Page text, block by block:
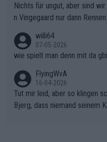
Nichts für ungut, aber sind
n Vingegaard nur dann
willi64
07-05-2026
wie spielt man denn mit da
FlyingWvA
16-04-2026
Tut mir leid, aber so klingen
Bjerg, dass niemand seinem